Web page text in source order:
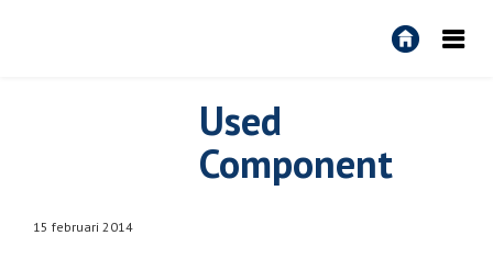
Used
Component
15 februari 2014